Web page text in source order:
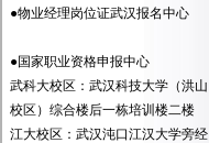
●物业经理岗位证武汉报名中心
●国家职业资格申报中心
武科大校区：武汉科技大学（洪山
校区）综合楼后一栋培训楼二楼
江大校区：武汉沌口江汉大学旁经